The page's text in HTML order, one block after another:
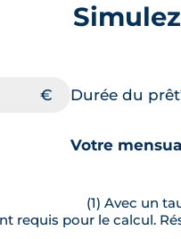
Durée du
Votre
(1) Avec un
requis pour le calcul.